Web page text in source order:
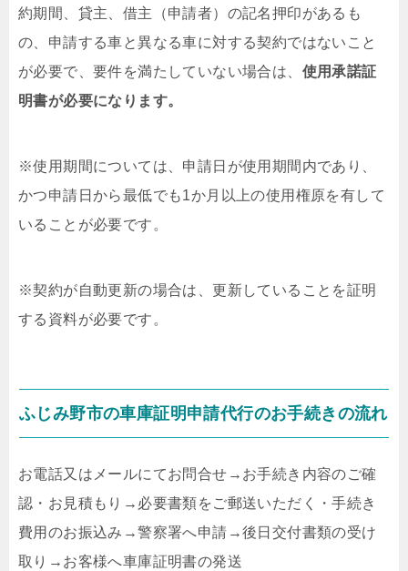
約期間、貸主、借主（申請者）の記名押印があるも
の、申請する車と異なる車に対する契約ではないこと
が必要で、要件を満たしていない場合は、 使用承諾証
明書が必要になります。
※使用期間については、申請日が使用期間内であり、
かつ申請日から最低でも1か月以上の使用権原を有して
いることが必要です。
※契約が自動更新の場合は、更新していることを証明
する資料が必要です。
ふじみ野市の車庫証明申請代行のお手続きの流れ
お電話又はメールにてお問合せ → お手続き内容のご確
認・お見積もり → 必要書類をご郵送いただく・手続き
費用のお振込み →警察署へ申請 →後日交付書類の受け
取り → お客様へ車庫証明書の発送